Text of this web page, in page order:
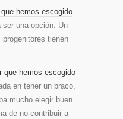
hemos escogido
ser una opción. Un
tienen
que hemos escogido
en tener un braco,
mucho elegir buen
de no contribuir a